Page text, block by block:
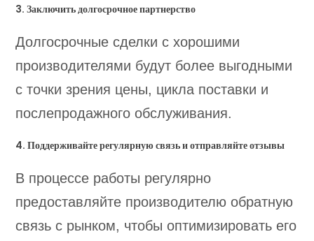
3. Заключить долгосрочное партнерство
Долгосрочные сделки с хорошими
производителями будут более выгодными
с точки зрения цены, цикла поставки и
послепродажного обслуживания.
4. Поддерживайте регулярную связь и отправляйте отзывы
В процессе работы регулярно
предоставляйте производителю обратную
связь с рынком, чтобы оптимизировать его